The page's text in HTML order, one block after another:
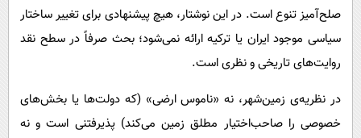
صلح‌آمیز تنوع است. در این نوشتار، هیچ پیشنهادی برای تغییر ساختار
سیاسی موجود ایران یا ترکیه ارائه نمی‌شود؛ بحث صرفاً در سطح نقد
روایت‌های تاریخی و نظری است.
در نظریه‌ی زمین‌شهر، نه «ناموس ارضی» (که دولت‌ها یا بخش‌های
خصوصی را صاحب‌اختیار مطلق زمین می‌کند) پذیرفتنی است و نه